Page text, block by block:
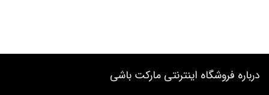
درباره فروشگاه اینترنتی مارکت باشی